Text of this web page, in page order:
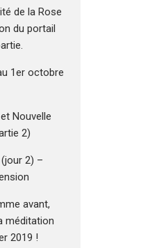
de la Rose
du portail
1er octobre
Nouvelle
2)
2) –
avant,
méditation
2019 !